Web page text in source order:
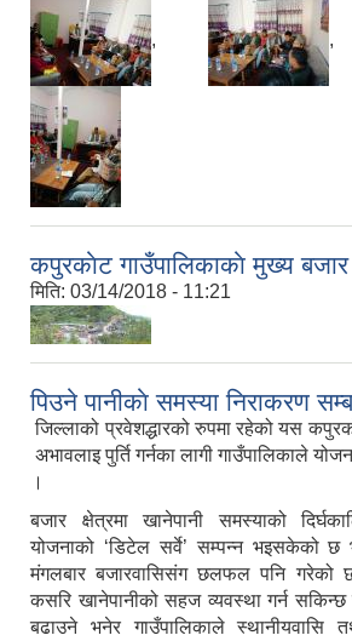
,
कपुरकाेट गाउँपालिकाकाे मुख्य बजार
मिति: 03/14/2018 - 11:21
पिउने पानीकाे समस्या निराकरण
जिल्लाको प्रवेशद्धारको रुपमा रहेको यस
अभावलाइ पुर्ति गर्नका लागी गाउँपालिकाले
।
बजार क्षेत्रमा खानेपानी समस्याको
योजनाको ‘डिटेल सर्वे’ सम्पन्न भइसकेको
मंगलबार बजारवासिसंग छलफल पनि गरेको
कसरि खानेपानीको सहज व्यवस्था गर्न
बढाउने भनेर गाउँपालिकाले स्थानीयवासि